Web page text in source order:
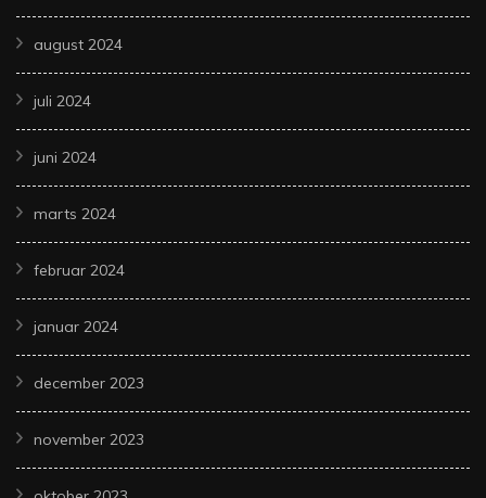
august 2024
juli 2024
juni 2024
marts 2024
februar 2024
januar 2024
december 2023
november 2023